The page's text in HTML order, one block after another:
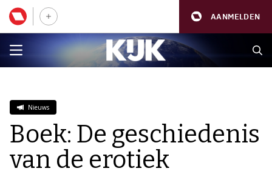
AANMELDEN
Nieuws
Boek: De geschiedenis
van de erotiek